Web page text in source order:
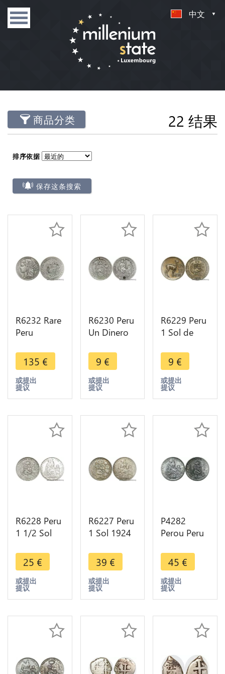
中文
商品分类 22 结果
排序依据
保存这条搜索
R6232 Rare
Peru
Peseta 1880
B dot BF
Countermark
I Silver -->
135 €
或提出
提议
R6230 Peru
Un Dinero
Lima Silver -
> Make
offer
9 €
或提出
提议
R6229 Peru
1 Sol de
Lima 1970 -
> Make
offer
9 €
或提出
提议
R6228 Peru
1 1/2 Sol
Lima Silver
Jewelry
Belière ->
Make offer
25 €
或提出
提议
R6227 Peru
1 Sol 1924
1824 Silver
-> Make
offer
39 €
或提出
提议
P4282
Perou Peru
1907 Lima
FG JR Silver
AU+
45 €
或提出
提议